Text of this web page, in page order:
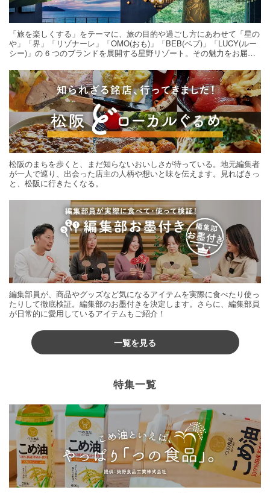
「旅を楽しくする」をテーマに、旅の目的や過ごし方にあわせて「星の
や」「界」「リゾナーレ」「OMO(おも)」「BEB(ベブ)」「LUCY(ルー
シー)」の 6 つのブランドを展開する星野リゾート。その魅力をお届け
松阪のまちを歩くと、まだ知らないおいしさが待っている。地元編集者
が一人で巡り、出会った店主の人柄や想いと味を伝えます。見ればきっ
と、松阪に行きたくなる。
編集部員が、商品やグッズなど気になるアイテムを実際に食べたり使っ
たりして徹底検証。編集部のお墨付きを決定します。さらに、編集部員
が日常的に愛用しているアイテムもご紹介！
一覧を見る
特集一覧